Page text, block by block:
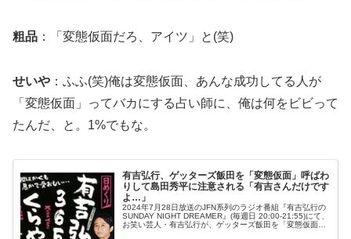
粗品 ：「変態仮面だろ、アイツ」と(笑)
せいや ：ふふ(笑)俺は変態仮面、あんな成功してる人が
「変態仮面」ってバカにする占い師に、俺は何をビビって
たんだ、と。1%でもな。
有吉弘行、ゲッターズ飯田を「変態仮面」呼ばわ
りして島田秀平に注意される「有吉さんだけです
よ…」
2024年7月28日放送のJFN系列のラジオ番組『有吉弘行の
SUNDAY NIGHT DREAMER』(毎週日 20:00-21:55)にて、
お笑い芸人・有吉弘行が、ゲッターズ飯田を「変態仮面」